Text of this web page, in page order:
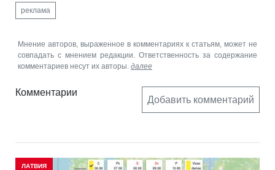
реклама
Мнение авторов, выраженное в комментариях к статьям, может не
совпадать с мнением редакции. Ответственность за содержание
комментариев несут их авторы. далее
Комментарии
Добавить комментарий
ЛАТВИЯ